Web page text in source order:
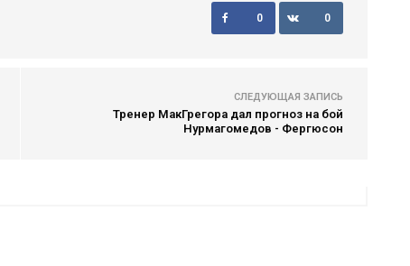
0 0
СЛЕДУЮЩАЯ ЗАПИСЬ
Тренер МакГрегора дал прогноз на бой
Нурмагомедов - Фергюсон